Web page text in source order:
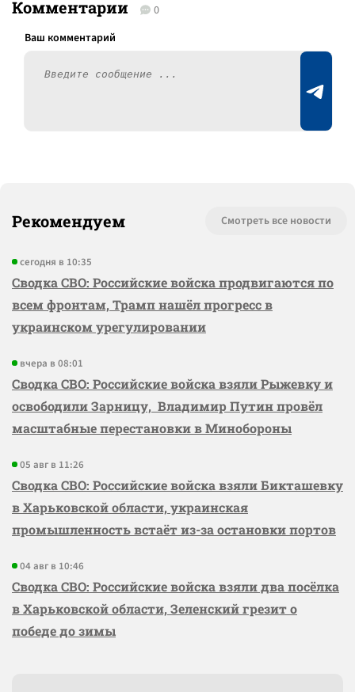
Комментарии 0
Рекомендуем Смотреть все новости
сегодня в 10:35
Сводка СВО: Российские войска продвигаются по
всем фронтам, Трамп нашёл прогресс в
украинском урегулировании
вчера в 08:01
Сводка СВО: Российские войска взяли Рыжевку и
освободили Зарницу, Владимир Путин провёл
масштабные перестановки в Минобороны
05 авг в 11:26
Сводка СВО: Российские войска взяли Бикташевку
в Харьковской области, украинская
промышленность встаёт из-за остановки портов
04 авг в 10:46
Сводка СВО: Российские войска взяли два посёлка
в Харьковской области, Зеленский грезит о
победе до зимы